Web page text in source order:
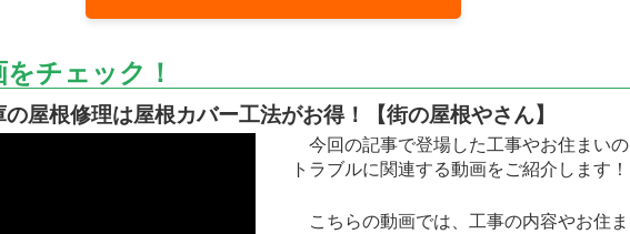
をチェック！
屋根修理は屋根カバー工法がお得！【街の屋根やさん】
今回の記事で登場した工事やお住まいの
トラブルに関連する動画をご紹介します！
こちらの動画では、工事の内容やお住ま